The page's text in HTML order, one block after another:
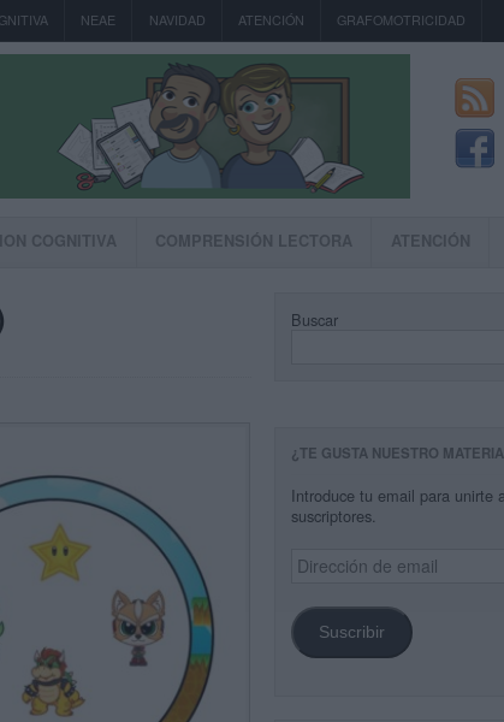
NEAE NAVIDAD ATENCIÓN GRAFOMOTRICIDAD
COGNITIVA COMPRENSIÓN LECTORA ATENCIÓN
Buscar
¿TE GUSTA NUESTRO
Introduce tu email para unirte
suscriptores.
Dirección
de
Suscribir